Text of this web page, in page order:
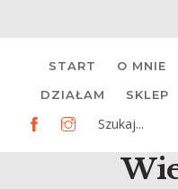
content
START O MNIE
DZIAŁAM SKLEP